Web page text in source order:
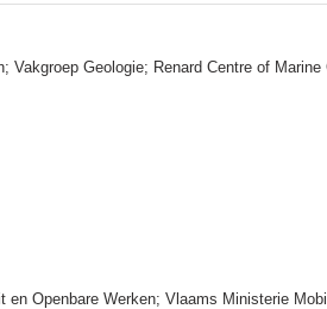
Vakgroep Geologie; Renard Centre of Marine
Openbare Werken; Vlaams Ministerie